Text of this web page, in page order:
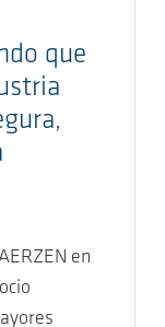
que
en